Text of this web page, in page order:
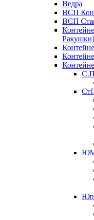
Ведра
ВСП
ВСП
Ракушки)